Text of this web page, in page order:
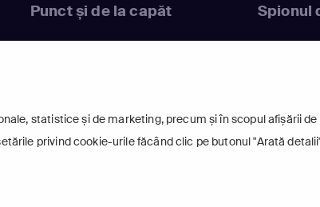
statistice și de marketing, precum și în scopul afișării
privind cookie-urile făcând clic pe butonul "Arată
Punct și de la capăt Spionul